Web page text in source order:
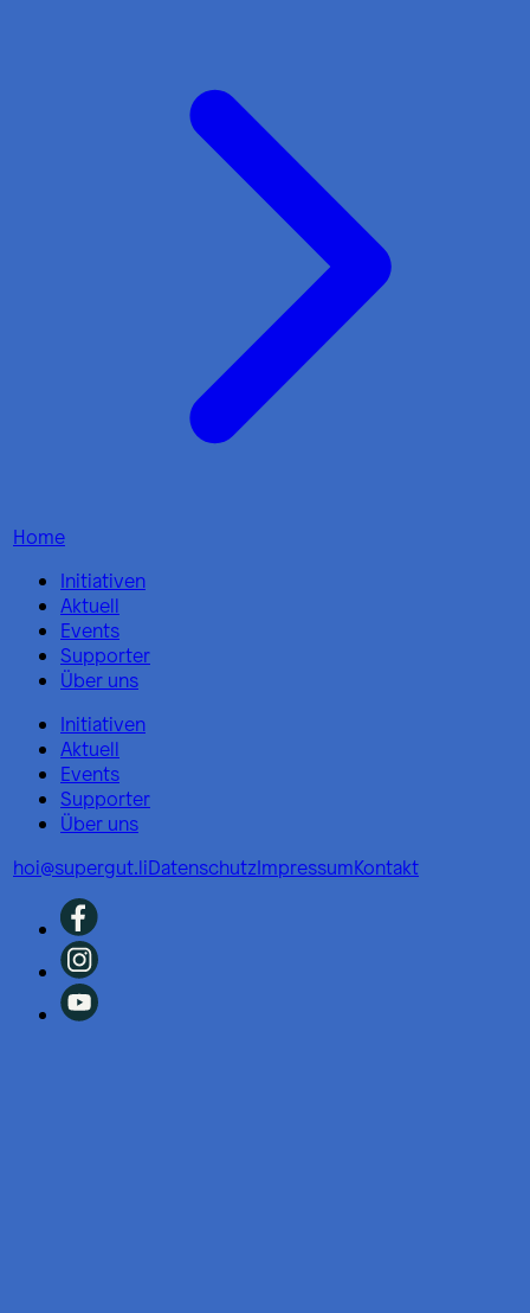
Home
Initiativen
Aktuell
Events
Supporter
Über uns
Initiativen
Aktuell
Events
Supporter
Über uns
hoi@supergut.liDatenschutzImpressumKontakt